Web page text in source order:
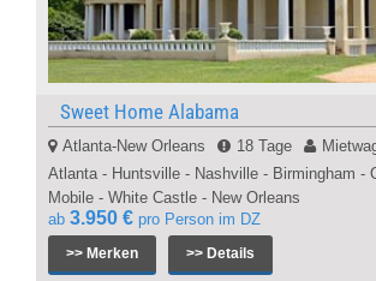
Sweet Home Alabama
Atlanta-New Orleans 18 Tage
Atlanta - Huntsville - Nashville - Birmingham -
Mobile - White Castle - New Orleans
ab 3.950 € pro Person im DZ
>> Merken >> Details